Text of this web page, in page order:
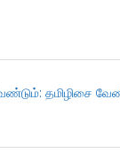
தமிழிசை